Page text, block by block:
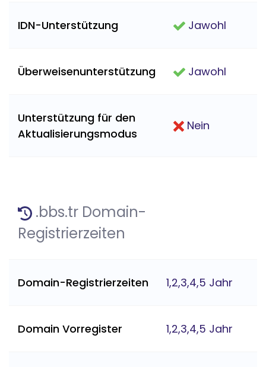
IDN-Unterstützung Jawohl
Überweisenunterstützung Jawohl
Unterstützung für den
Aktualisierungsmodus
Nein
.bbs.tr Domain-
Registrierzeiten
Domain-Registrierzeiten 1,2,3,4,5 Jahr
Domain Vorregister 1,2,3,4,5 Jahr